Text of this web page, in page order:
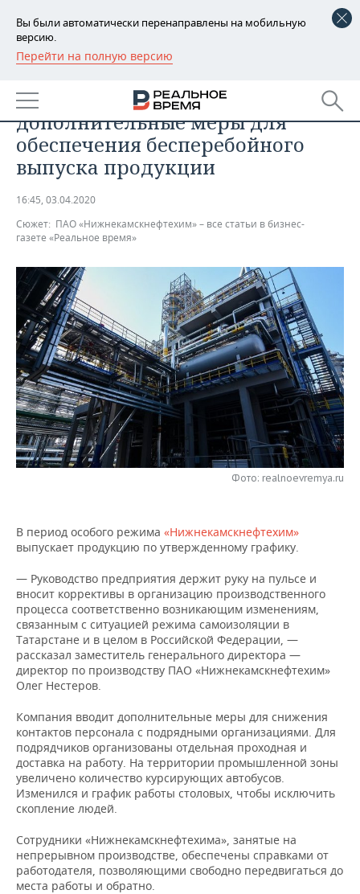
Вы были автоматически перенаправлены на мобильную
версию.
Перейти на полную версию
РЕГИОНЫ
БАШКОРТОСТАН
ТАТАРСТАН
УДМУРТИЯ
НОВОСТИ
АНАЛИТИКА
НОВОСТИ АНАЛИТИКИ
ДЕКЛАРАЦИИ О ДОХОДАХ
КОРОЛИ ГОСЗАКАЗА ПФО
ВУЗЫ ТАТАРСТАНА
КОМУ ПРИНАДЛЕЖАТ
ТОРГОВЫЕ ЦЕНТРЫ
ТАТАРСТАНА
ЭКОНОМИКА
НОВОСТИ ЭКОНОМИКИ
ФИНАНСЫ
БАНКИ
БЮДЖЕТ
ИНВЕСТИЦИИ
ПРОМЫШЛЕННОСТЬ
НОВОСТИ
АГРОПРОМ
МАШИНОСТРОЕНИЕ
НЕФТЕХИМИЯ
НЕФТЬ
ОПК
НЕДВИЖИМОСТЬ
НОВОСТИ НЕДВИЖИМОСТИ
АВТО
НОВОСТИ АВТО
БИЗНЕС
НОВОСТИ БИЗНЕСА
РОЗНИЧНАЯ ТОРГОВЛЯ
ТРАНСПОРТ
УСЛУГИ
ТЕХНОЛОГИИ
НОВОСТИ ТЕХНОЛОГИЙ
IT
МЕДИА
МЕРОПРИЯТИЯ
НОВОСТИ МЕРОПРИЯТИЙ
ВЫЕЗДНАЯ РЕДАКЦИЯ
ONLINE-КОНФЕРЕНЦИИ
ОТКРЫТАЯ ЛЕКЦИЯ
СПОРТ
НОВОСТИ СПОРТА
ХОККЕЙ
БАСКЕТБОЛ
ВОЛЕЙБОЛ
КИБЕРСПОРТ
ФИГУРНОЕ КАТАНИЕ
ВОДНЫЕ ВИДЫ СПОРТА
ХОККЕЙ С МЯЧОМ
ОБЩЕСТВО
ВЛАСТЬ
ИНФРАСТРУКТУРА
ИСТОРИЯ
КУЛЬТУРА
МЕДИЦИНА
ОБРАЗОВАНИЕ
ПРОИСШЕСТВИЯ
СЮЖЕТЫ
СПРАВОЧНИК
СПИСОК ПЕРСОН
СПИСОК КОМПАНИЙ
ПОЛНАЯ ВЕРСИЯ
«Нижнекамскнефтехим» вводит
дополнительные меры для
обеспечения бесперебойного
выпуска продукции
16:45, 03.04.2020
Сюжет: ПАО «Нижнекамскнефтехим» – все статьи в бизнес-
газете «Реальное время»
Фото: realnoevremya.ru
В период особого режима «Нижнекамскнефтехим»
выпускает продукцию по утвержденному графику.
— Руководство предприятия держит руку на пульсе и
вносит коррективы в организацию производственного
процесса соответственно возникающим изменениям,
связанным с ситуацией режима самоизоляции в
Татарстане и в целом в Российской Федерации, —
рассказал заместитель генерального директора —
директор по производству ПАО «Нижнекамскнефтехим»
Олег Нестеров.
Компания вводит дополнительные меры для снижения
контактов персонала с подрядными организациями. Для
подрядчиков организованы отдельная проходная и
доставка на работу. На территории промышленной зоны
увеличено количество курсирующих автобусов.
Изменился и график работы столовых, чтобы исключить
скопление людей.
Сотрудники «Нижнекамскнефтехима», занятые на
непрерывном производстве, обеспечены справками от
работодателя, позволяющими свободно передвигаться до
места работы и обратно.